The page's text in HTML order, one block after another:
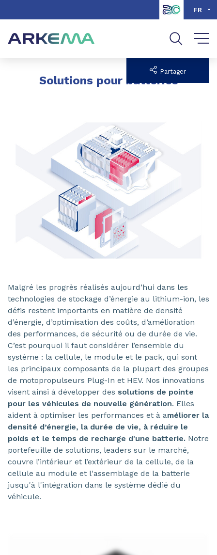
Aller à la recherche
FR
Solutions pour batteries
Partager
Malgré les progrès réalisés aujourd’hui dans les
technologies de stockage d’énergie au lithium-ion, les
défis restent importants en matière de densité
d’énergie, d’optimisation des coûts, d’amélioration
des performances, de sécurité ou de durée de vie.
C’est pourquoi il faut considérer l’ensemble du
système : la cellule, le module et le pack, qui sont
les principaux composants de la plupart des groupes
de motopropulseurs Plug-In et HEV. Nos innovations
visent ainsi à développer des solutions de pointe
pour les véhicules de nouvelle génération. Elles
aident à optimiser les performances et à améliorer la
densité d’énergie, la durée de vie, à réduire le
poids et le temps de recharge d'une batterie. Notre
portefeuille de solutions, leaders sur le marché,
couvre l’intérieur et l’extérieur de la cellule, de la
cellule au module et l'assemblage de la batterie
jusqu'à l'intégration dans le système dédié du
véhicule.